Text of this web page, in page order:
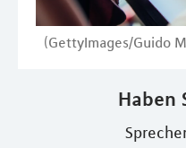
(GettyImages/Guido
Haben